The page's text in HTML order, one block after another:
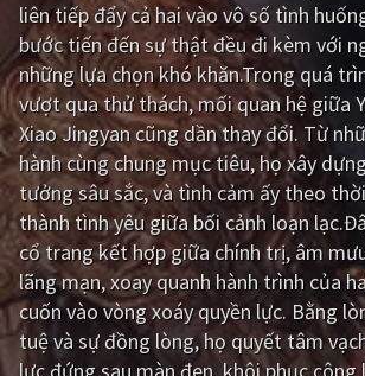
Âu - Mỹ Trung Quốc
Hàn Quốc Nhật Bản
Ấn Độ Việt Nam
Tổng hợp
CẬP NHẬT
PHIM MỚI
PHIM BỘ
liên tiếp đẩy cả hai vào vô số tình
bước tiến đến sự thật đều đi kèm với
những lựa chọn khó khăn.Trong quá
vượt qua thử thách, mối quan hệ giữa
Xiao Jingyan cũng dần thay đổi. Từ
hành cùng chung mục tiêu, họ xây
tưởng sâu sắc, và tình cảm ấy theo
thành tình yêu giữa bối cảnh loạn
cổ trang kết hợp giữa chính trị, âm
lãng mạn, xoay quanh hành trình của
cuốn vào vòng xoáy quyền lực. Bằng
tuệ và sự đồng lòng, họ quyết tâm